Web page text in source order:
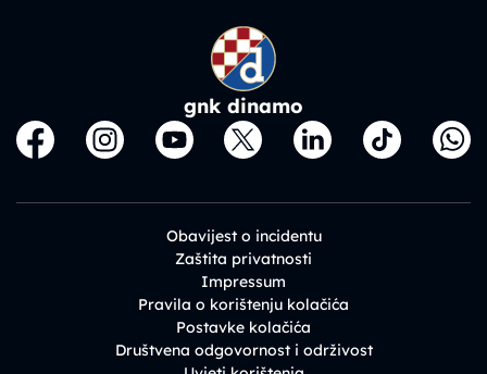
gnk dinamo
Obavijest o incidentu
Zaštita privatnosti
Impressum
Pravila o korištenju kolačića
Postavke kolačića
Društvena odgovornost i održivost